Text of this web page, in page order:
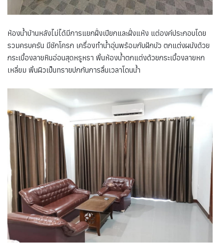
ห้องน้ำบ้านหลังไม่ได้มีการแยกฝั่งเปียกและฝั่งแห้ง แต่องค์ประกอบโดย
รวมครบครัน มีชักโครก เครื่องทำน้ำอุ่นพร้อมกับฝักบัว ตกแต่งผนังด้วย
กระเบื้องลายหินอ่อนสุดหรูหรา พิ้นห้องน้ำตกแต่งด้วยกระเบื้องลายหก
เหลี่ยม พิ้นผิวเป็นทรายปกกันการลื่นเวลาโดนน้ำ